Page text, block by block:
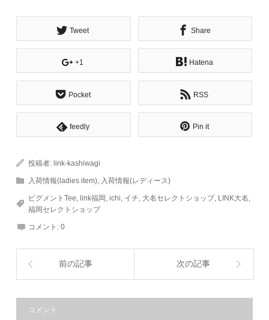
Tweet Share
+1 Hatena
Pocket RSS
feedly Pin it
投稿者:link-kashiwagi
入荷情報(ladies item) 入荷情報(レディース)
ピグメントTee ,link福岡 ,ichi イチ 大名セレクトショップ, LINK大名
福岡セレクトショップ
コメント:0
前の記事 次の記事
コメント